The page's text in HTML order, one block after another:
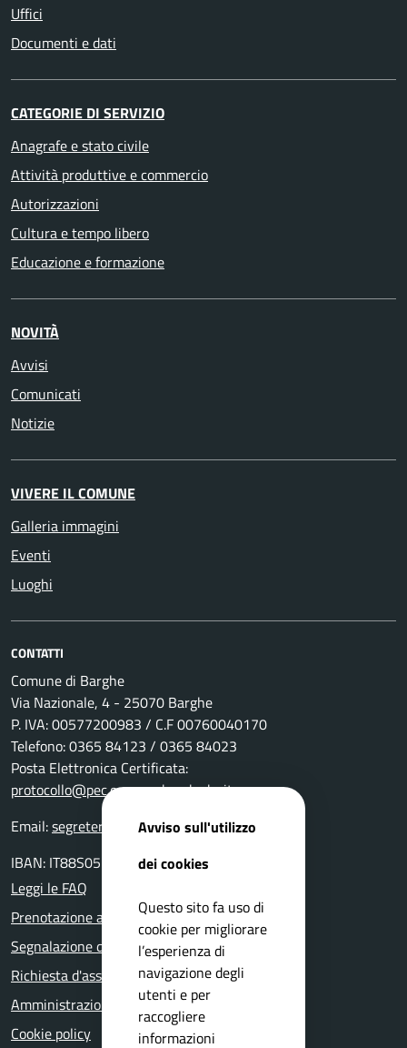
Uffici
Documenti e dati
CATEGORIE DI SERVIZIO
Anagrafe e stato civile
Attività produttive e commercio
Autorizzazioni
Cultura e tempo libero
Educazione e formazione
NOVITÀ
Avvisi
Comunicati
Notizie
VIVERE IL COMUNE
Galleria immagini
Eventi
Luoghi
CONTATTI
Comune di Barghe
Via Nazionale, 4 - 25070 Barghe
P. IVA: 00577200983 / C.F 00760040170
Telefono: 0365 84123 / 0365 84023
Posta Elettronica Certificata:
protocollo@pec.comune.barghe.bs.it
Email:segreteria@comune.barghe.bs.it
IBAN: IT88S0511655160000000004000
Leggi le FAQ
Prenotazione appuntamento
Segnalazione disservizio
Richiesta d'assistenza
Amministrazione trasparente
Cookie policy
Avviso sull'utilizzo
dei cookies
Questo sito fa uso di
cookie per migliorare
l’esperienza di
navigazione degli
utenti e per
raccogliere
informazioni